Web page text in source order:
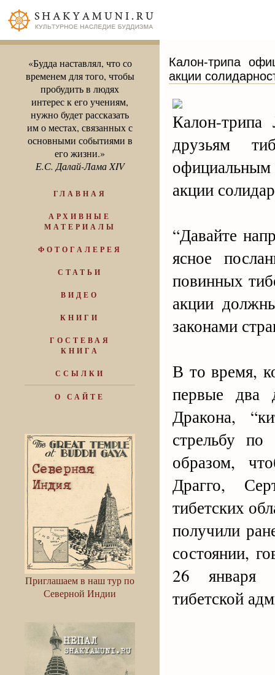
«Будда наставлял, что со
временем для того, чтобы
пробудить в людях
интерес к его учениям,
нужно будет рассказать
им о местах, связанных с
основными событиями в
его жизни.»
Е.С. Далай-Лама XIV
ГЛАВНАЯ
АРХИВНЫЕ
МАТЕРИАЛЫ
ФОТОГАЛЕРЕЯ
СТАТЬИ
ВИДЕО
КНИГИ
ГОСТЕВАЯ
КНИГА
ССЫЛКИ
О САЙТЕ
Приглашаем в наш тур по
Северной Индии
Калон-трипа
акции
Калон-трипа
друзьям
официальным
акции
“Давайте
ясное
повинных
акции
законами
В то время,
первые два
Дракона,
стрельбу
образом,
Драгго,
тибетских
получили
состоянии,
26 января
тибетской